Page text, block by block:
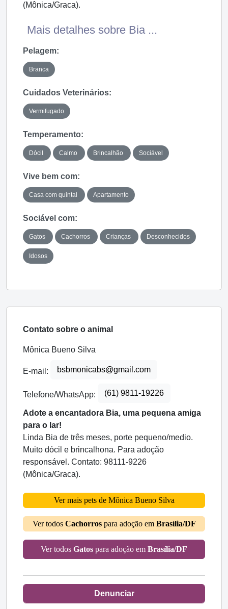
(Mônica/Graca).
Mais detalhes sobre Bia ...
Pelagem:
Branca
Cuidados Veterinários:
Vermifugado
Temperamento:
Dócil Calmo Brincalhão Sociável
Vive bem com:
Casa com quintal Apartamento
Sociável com:
Gatos Cachorros Crianças Desconhecidos
Idosos
Contato sobre o animal
Mônica Bueno Silva
E-mail: bsbmonicabs@gmail.com
Telefone/WhatsApp: (61) 9811-19226
Adote a encantadora Bia, uma pequena amiga
para o lar!
Linda Bia de três meses, porte pequeno/medio.
Muito dócil e brincalhona. Para adoção
responsável. Contato: 98111-9226
(Mônica/Graca).
Ver mais pets de Mônica Bueno Silva
Ver todos Cachorrospara adoção em Brasília/DF
Ver todos Gatos para adoção em Brasília/DF
Denunciar